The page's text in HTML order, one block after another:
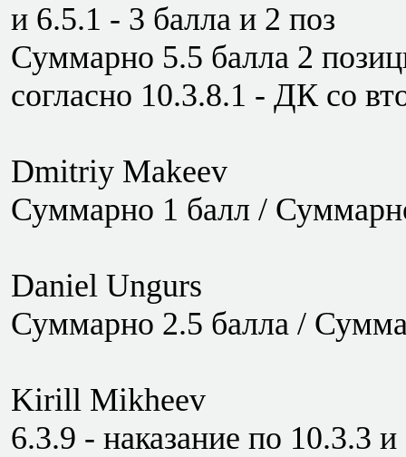
и 6.5.1 - 3 балла и 2 поз
Суммарно 5.5 балла 2
согласно 10.3.8.1 - ДК со
Dmitriy Makeev
Суммарно 1 балл /
Daniel Ungurs
Суммарно 2.5 балла /
Kirill Mikheev
6.3.9 - наказание по 10.3.3